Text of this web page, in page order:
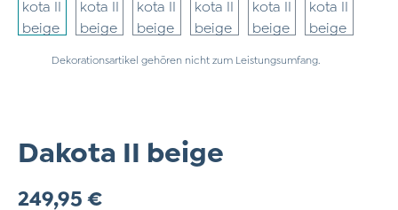
Dekorationsartikel gehören nicht zum Leistungsumfang.
Dakota II beige
Regulärer Preis:
249,95 €